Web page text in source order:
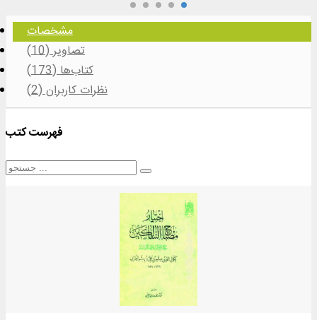
مشخصات
تصاویر (10)
کتاب‌ها (173)
نظرات کاربران (2)
فهرست کتب